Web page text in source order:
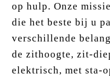
op hulp. Onze
die het beste bij u
verschillende
de zithoogte, zit-
elektrisch, met sta-